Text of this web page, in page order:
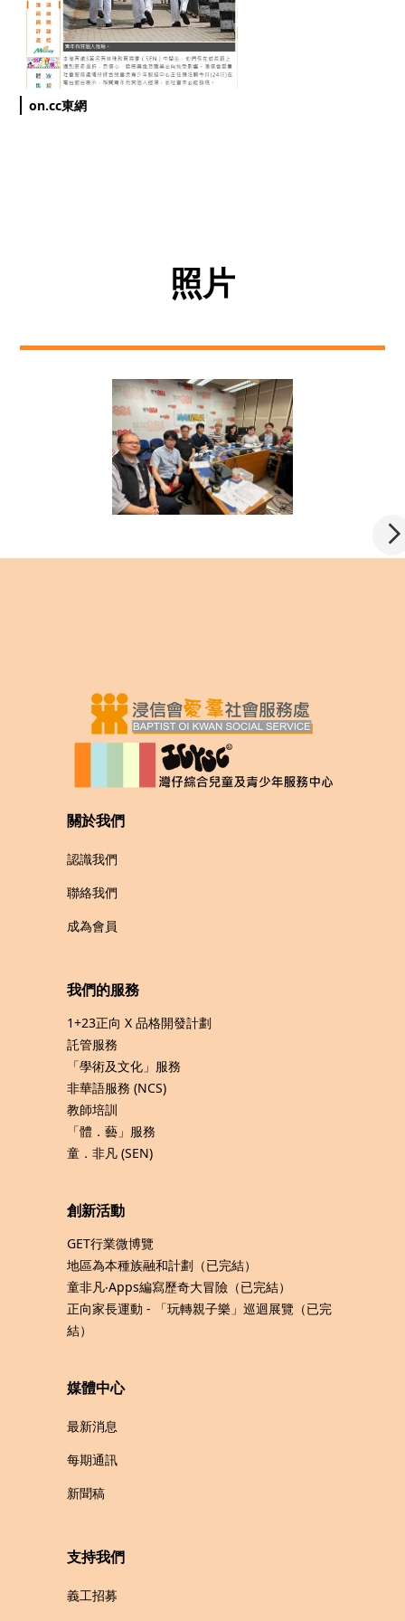
on.cc東網
照片
關於我們
認識我們
聯絡我們
成為會員
我們的服務
1+23正向 X 品格開發計劃
託管服務
「學術及文化」服務
非華語服務 (NCS)
教師培訓
「體．藝」服務
童．非凡 (SEN)
創新活動
GET行業微博覽
地區為本種族融和計劃（已完結）
童非凡‧Apps編寫歷奇大冒險（已完結）
正向家長運動 - 「玩轉親子樂」巡迴展覽（已完
結）
媒體中心
最新消息
每期通訊
新聞稿
支持我們
義工招募